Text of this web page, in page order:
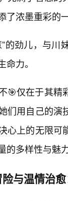
了浓墨重彩的
的劲儿，与
力。
🎯仅在于其精
们用自己的
心上的无限
的多样性与魅
与温情治